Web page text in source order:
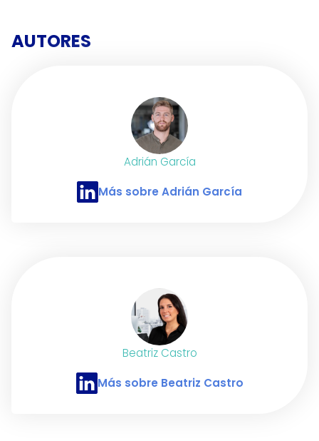
AUTORES
Adrián García
Perfil de LinkedIn de Adrián García
Más sobre Adrián García
Beatriz Castro
Perfil de LinkedIn de Beatriz Castro
Más sobre Beatriz Castro